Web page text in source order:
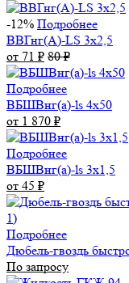
-12% Подробнее
ВВГнг(А)-LS 3х2,5
от 71 ₽ 80₽
Подробнее
ВБШВнг(а)-ls 4x50
от 1 870 ₽
Подробнее
ВБШВнг(а)-ls 3х1,5
от 45 ₽
Подробнее
Дюбель-гвоздь
По запросу